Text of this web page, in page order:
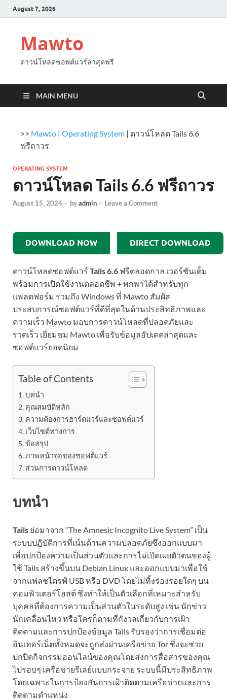
August 7, 2026
Mawto
ดาวน์โหลดซอฟต์แวร์ล่าสุดฟรี
MAIN MENU
>> Mawto | Operating System | ดาวน์โหลด Tails 6.6
ฟรีถาวร
OPERATING SYSTEM
ดาวน์โหลด Tails 6.6 ฟรีถาวร
August 15, 2024 - byadmin - Leave a Comment
DOWNLOAD NOW DIRECT DOWNLOAD
ดาวน์โหลดซอฟต์แวร์ Tails 6.6 ฟรีตลอดกาล เวอร์ชันเต็ม
พร้อมการเปิดใช้งานตลอดชีพ + พกพาได้สำหรับทุก
แพลตฟอร์ม รวมถึง Windows ที่ Mawto สัมผัส
ประสบการณ์ซอฟต์แวร์ที่ดีที่สุดในด้านประสิทธิภาพและ
ความเร็ว Mawto มอบการดาวน์โหลดที่ปลอดภัยและ
รวดเร็ว เยี่ยมชม Mawto เพื่อรับข้อมูลอัปเดตล่าสุดและ
ซอฟต์แวร์ยอดนิยม
Table of Contents
บทนำ
คุณสมบัติหลัก
ความต้องการฮาร์ดแวร์และซอฟต์แวร์
เว็บไซต์ทางการ
ข้อสรุป
ภาพหน้าจอของซอฟต์แวร์
ส่วนการดาวน์โหลด
บทนำ
Tails ย่อมาจาก “The Amnesic Incognito Live System” เป็น
ระบบปฏิบัติการที่เน้นด้านความปลอดภัยซึ่งออกแบบมา
เพื่อปกป้องความเป็นส่วนตัวและการไม่เปิดเผยตัวตนของผู้
ใช้ Tails สร้างขึ้นบน Debian Linux และออกแบบมาเพื่อใช้
จากแฟลชไดรฟ์ USB หรือ DVD โดยไม่ทิ้งร่องรอยใดๆ บน
คอมพิวเตอร์โฮสต์ ซึ่งทำให้เป็นตัวเลือกที่เหมาะสำหรับ
บุคคลที่ต้องการความเป็นส่วนตัวในระดับสูง เช่น นักข่าว
นักเคลื่อนไหว หรือใครก็ตามที่กังวลเกี่ยวกับการเฝ้า
ติดตามและการปกป้องข้อมูล Tails รับรองว่าการเชื่อมต่อ
อินเทอร์เน็ตทั้งหมดจะถูกส่งผ่านเครือข่าย Tor ซึ่งจะช่วย
ปกปิดกิจกรรมออนไลน์ของคุณโดยส่งการสื่อสารของคุณ
ไปรอบๆ เครือข่ายรีเลย์แบบกระจาย ระบบนี้มีประสิทธิภาพ
โดยเฉพาะในการป้องกันการเฝ้าติดตามเครือข่ายและการ
ติดตามตำแหน่ง